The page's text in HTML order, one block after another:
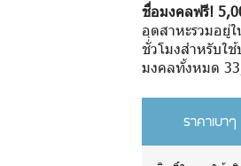
ชื่อมงคลฟรี!
อุตสาหะรวมอยู่
ชั่วโมงสำหรับใ
มงคลทั้งหมด
ราคาเบา